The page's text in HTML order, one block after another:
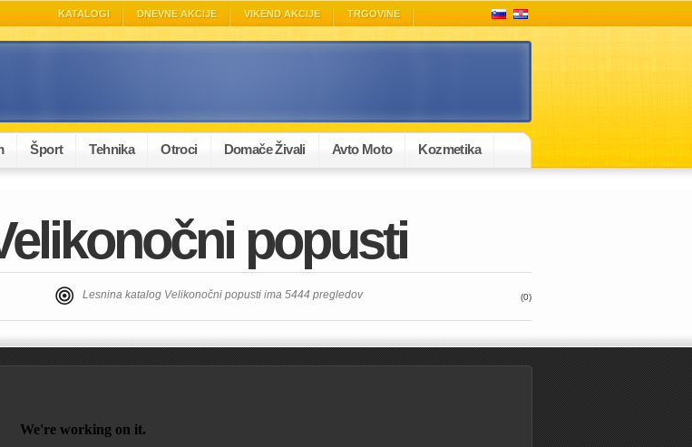
KATALOGI DNEVNE AKCIJE VIKEND AKCIJE TRGOVINE
Šport Tehnika Otroci Domače Živali Avto Moto Kozmetika
popusti
Lesnina katalog Velikonočni popusti ima 5444 pregledov (0)